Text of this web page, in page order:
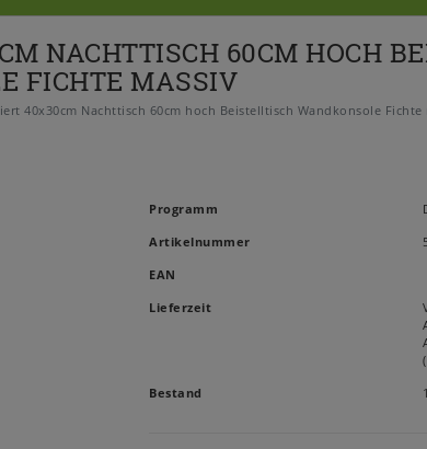
NACHTTISCH 60CM HOCH
FICHTE MASSIV
40x30cm Nachttisch 60cm hoch Beistelltisch Wandkonsole Fichte
Programm
Artikelnummer
EAN
Lieferzeit
Bestand